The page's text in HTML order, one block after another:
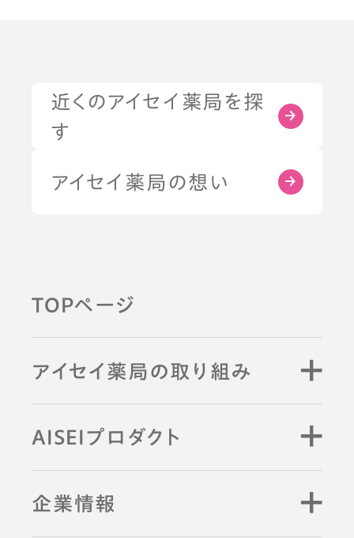
近くのアイセイ薬局を探
す
アイセイ薬局の想い
TOPページ
アイセイ薬局の取り組み
AISEIプロダクト
企業情報